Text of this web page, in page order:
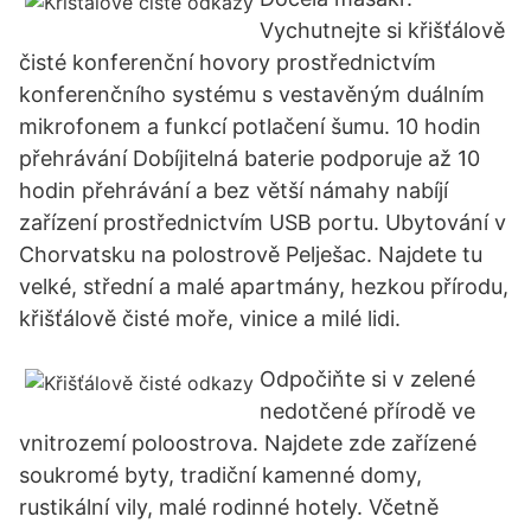
Vychutnejte si křišťálově
čisté konferenční hovory prostřednictvím
konferenčního systému s vestavěným duálním
mikrofonem a funkcí potlačení šumu. 10 hodin
přehrávání Dobíjitelná baterie podporuje až 10
hodin přehrávání a bez větší námahy nabíjí
zařízení prostřednictvím USB portu. Ubytování v
Chorvatsku na polostrově Pelješac. Najdete tu
velké, střední a malé apartmány, hezkou přírodu,
křišťálově čisté moře, vinice a milé lidi.
Odpočiňte si v zelené
nedotčené přírodě ve
vnitrozemí poloostrova. Najdete zde zařízené
soukromé byty, tradiční kamenné domy,
rustikální vily, malé rodinné hotely. Včetně